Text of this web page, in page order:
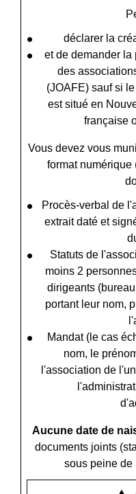
déclarer la
et de demander la
des
(JOAFE) sauf si
est situé en
française
Vous devez vous
format numérique
Procès-verbal de
extrait daté et
Statuts de
moins 2
dirigeants
portant leur nom,
Mandat (le cas
nom, le
l'association de
Aucune date de
documents joints
sous peine de